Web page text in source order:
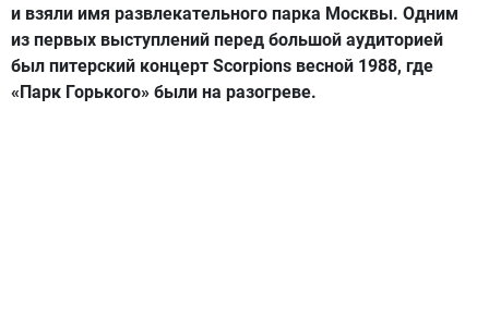
и взяли имя развлекательного парка Москвы. Одним
из первых выступлений перед большой аудиторией
был питерский концерт Scorpions весной 1988, где
«Парк Горького» были на разогреве.